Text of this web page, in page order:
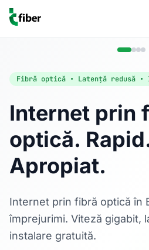
Fibră optică • Latență redusă
Internet prin
optică.
Apropiat.
Internet prin fibră optică în
împrejurimi. Viteză gigabit,
instalare gratuită.
Acasă
Internet Rezidențial
Fibră optică până la 1 Gbps, direct